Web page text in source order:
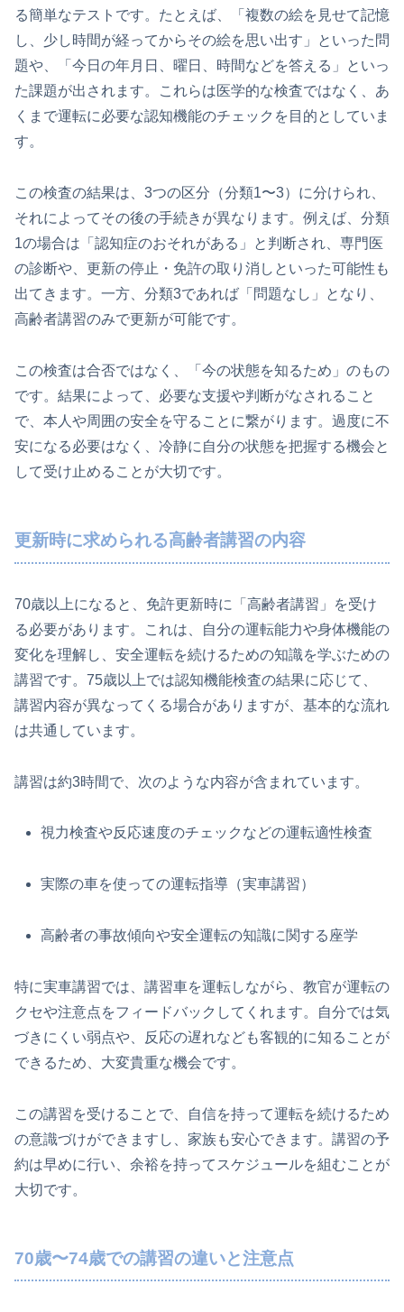
る簡単なテストです。たとえば、「複数の絵を見せて記憶
し、少し時間が経ってからその絵を思い出す」といった問
題や、「今日の年月日、曜日、時間などを答える」といっ
た課題が出されます。これらは医学的な検査ではなく、あ
くまで運転に必要な認知機能のチェックを目的としていま
す。
この検査の結果は、3つの区分（分類1〜3）に分けられ、
それによってその後の手続きが異なります。例えば、分類
1の場合は「認知症のおそれがある」と判断され、専門医
の診断や、更新の停止・免許の取り消しといった可能性も
出てきます。一方、分類3であれば「問題なし」となり、
高齢者講習のみで更新が可能です。
この検査は合否ではなく、「今の状態を知るため」のもの
です。結果によって、必要な支援や判断がなされること
で、本人や周囲の安全を守ることに繋がります。過度に不
安になる必要はなく、冷静に自分の状態を把握する機会と
して受け止めることが大切です。
更新時に求められる高齢者講習の内容
70歳以上になると、免許更新時に「高齢者講習」を受け
る必要があります。これは、自分の運転能力や身体機能の
変化を理解し、安全運転を続けるための知識を学ぶための
講習です。75歳以上では認知機能検査の結果に応じて、
講習内容が異なってくる場合がありますが、基本的な流れ
は共通しています。
講習は約3時間で、次のような内容が含まれています。
視力検査や反応速度のチェックなどの運転適性検査
実際の車を使っての運転指導（実車講習）
高齢者の事故傾向や安全運転の知識に関する座学
特に実車講習では、講習車を運転しながら、教官が運転の
クセや注意点をフィードバックしてくれます。自分では気
づきにくい弱点や、反応の遅れなども客観的に知ることが
できるため、大変貴重な機会です。
この講習を受けることで、自信を持って運転を続けるため
の意識づけができますし、家族も安心できます。講習の予
約は早めに行い、余裕を持ってスケジュールを組むことが
大切です。
70歳〜74歳での講習の違いと注意点